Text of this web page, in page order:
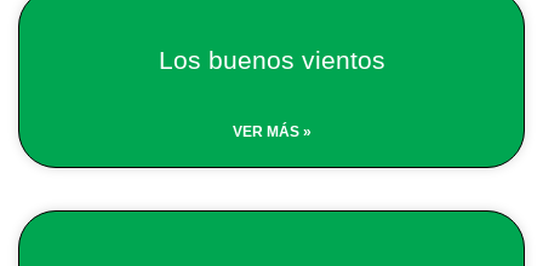
Los buenos vientos
VER MÁS »